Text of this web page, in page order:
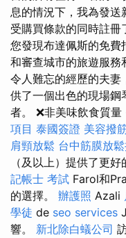
息的情況下，我為發送
受購買條款的同時註
您發現布達佩斯的免
和審查城市的旅遊服務
令人難忘的經歷的夫
供了一個出色的現場鋼
者。 ❌非美味飲食質
項目 泰國簽證 美容撥
肩頸放鬆 台中筋膜放
（及以上）提供了更
記帳士 考試 Farol和
的選擇。 辦護照 Azali
學徒 de seo services
響。 新北除白蟻公司